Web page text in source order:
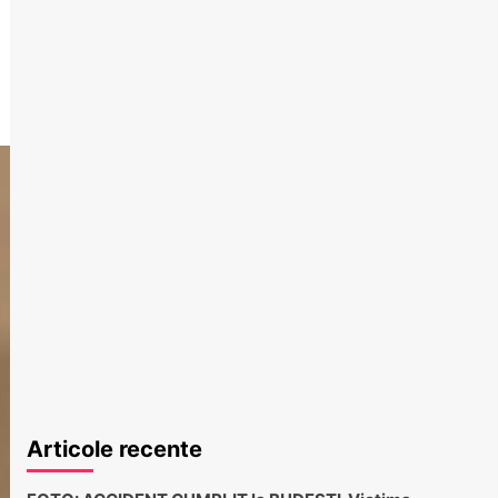
Articole recente